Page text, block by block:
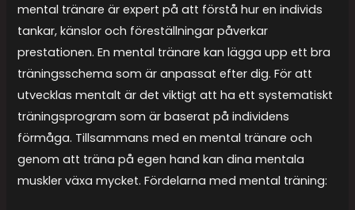
mental tränare är expert på att förstå hur en individs
tankar, känslor och föreställningar påverkar
prestationen. En mental tränare kan lägga upp ett bra
träningsschema som är anpassat efter dig. För att
utvecklas mentalt är det viktigt att ha ett systematiskt
träningsprogram som är baserat på individens
förmåga. Tillsammans med en mental tränare och
genom att träna på egen hand kan dina mentala
muskler växa mycket. Fördelarna med mental träning: